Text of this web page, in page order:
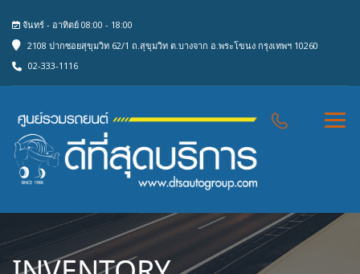
จันทร์ - อาทิตย์ 08:00 - 18:00
2108 ปากซอยสุขุมวิท 62/1 ถ.สุขุมวิท ต.บางจาก อ.พระโขนง กรุงเทพฯ 10260
02-333-1116